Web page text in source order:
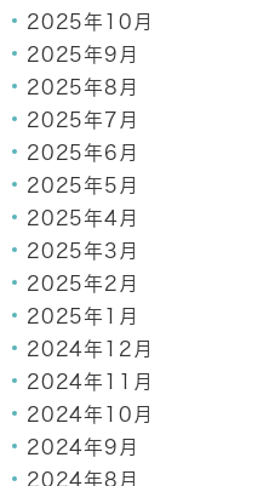
2025年10月
2025年9月
2025年8月
2025年7月
2025年6月
2025年5月
2025年4月
2025年3月
2025年2月
2025年1月
2024年12月
2024年11月
2024年10月
2024年9月
2024年8月